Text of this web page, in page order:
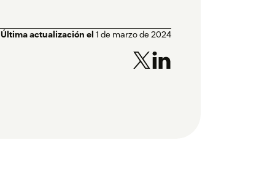
Última actualización el 1 de marzo de 2024